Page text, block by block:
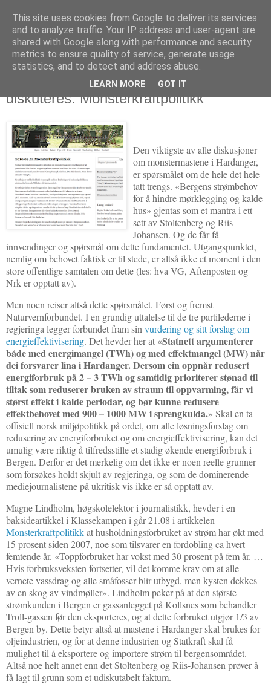
Politikus
søndag 22. august 2010
Mastene, og utgangspunktet som ikke
diskuteres: Monsterkraftpolitikk
Den viktigste av alle diskusjoner
om monstermastene i Hardanger,
er spørsmålet om de hele det hele
tatt trengs. «Bergens strømbehov
for å hindre mørklegging og kalde
hus» gjentas som et mantra i ett
sett av Stoltenberg og Riis-
Johansen. Og de får få
innvendinger og spørsmål om dette fundamentet. Utgangspunktet,
nemlig om behovet faktisk er til stede, er altså ikke et moment i den
store offentlige samtalen om dette (les: hva VG, Aftenposten og
Nrk er opptatt av).
Men noen reiser altså dette spørsmålet. Først og fremst
Naturvernforbundet. I en grundig uttalelse til de tre partilederne i
regjeringa legger forbundet fram sin vurdering og sitt forslag om
energieffektivisering. Det hevder her at «Statnett argumenterer
både med energimangel (TWh) og med effektmangel (MW) når
dei forsvarer lina i Hardanger. Dersom ein oppnår redusert
energiforbruk på 2 – 3 TWh og samtidig prioriterer stønad til
tiltak som reduserer bruken av straum til oppvarming, får vi
størst effekt i kalde periodar, og bør kunne redusere
effektbehovet med 900 – 1000 MW i sprengkulda.» Skal en ta
offisiell norsk miljøpolitikk på ordet, om alle løsningsforslag om
redusering av energiforbruket og om energieffektivisering, kan det
umulig være riktig å tilfredsstille et stadig økende energiforbruk i
Bergen. Derfor er det merkelig om det ikke er noen reelle grunner
som forsøkes holdt skjult av regjeringa, og som de dominerende
mediejournalistene på ukritisk vis ikke er så opptatt av.
Magne Lindholm, høgskolelektor i journalistikk, hevder i en
baksideartikkel i Klassekampen i går 21.08 i artikkelen
Monsterkraftpolitikkat husholdningsforbruket av strøm har økt med
15 prosent siden 2007, noe som tilsvarer en fordobling ca hvert
femtende år. «Toppforbruket har vokst med 30 prosent på fem år. …
Hvis forbruksveksten fortsetter, vil det komme krav om at alle
vernete vassdrag og alle småfosser blir utbygd, men kysten dekkes
av en skog av vindmøller». Lindholm peker på at den største
strømkunden i Bergen er gassanlegget på Kollsnes som behandler
Troll-gassen før den eksporteres, og at dette forbruket utgjør 1/3 av
Bergen by. Dette betyr altså at mastene i Hardanger skal brukes for
oljeindustrien, og for at denne industrien og Statkraft skal få
mulighet til å eksportere og importere strøm til bergensområdet.
Altså noe helt annet enn det Stoltenberg og Riis-Johansen prøver å
få lagt til grunn som et udiskutabelt faktum.
This site uses cookies from Google to deliver its services
and to analyze traffic. Your IP address and user-agent are
shared with Google along with performance and security
metrics to ensure quality of service, generate usage
statistics, and to detect and address abuse.
LEARN MORE GOT IT